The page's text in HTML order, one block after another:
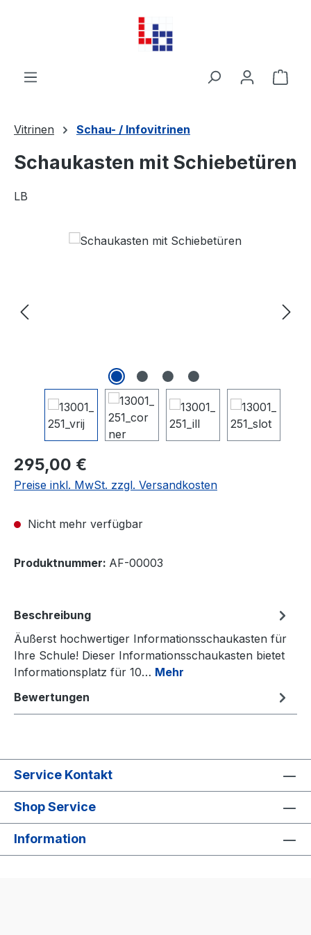
Zum Hauptinhalt springen
Vitrinen Schau- / Infovitrinen
Schaukasten mit Schiebetüren
LB
Bildergalerie überspringen
295,00 €
Preise inkl. MwSt. zzgl. Versandkosten
Nicht mehr verfügbar
Produktnummer: AF-00003
Beschreibung
Äußerst hochwertiger Informationsschaukasten für
Ihre Schule! Dieser Informationsschaukasten bietet
Informationsplatz für 10… Mehr
Bewertungen
Service Kontakt
Shop Service
Information